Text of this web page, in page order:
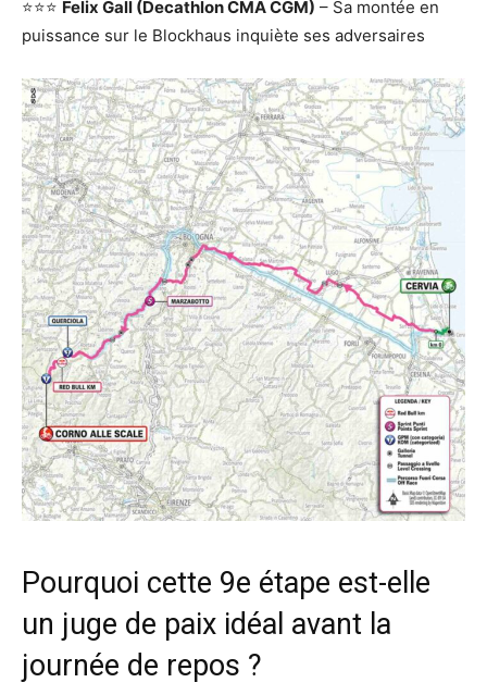
⭐⭐⭐ Felix Gall (Decathlon CMA CGM) – Sa montée en
puissance sur le Blockhaus inquiète ses adversaires
Pourquoi cette 9e étape est-elle
un juge de paix idéal avant la
journée de repos ?